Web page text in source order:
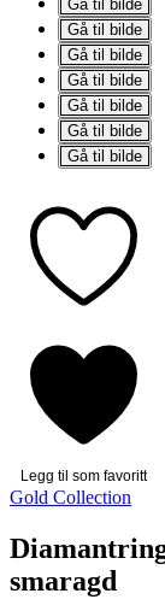
Gå til bilde
Gå til bilde
Gå til bilde
Gå til bilde
Gå til bilde
Gå til bilde
Gå til bilde
Legg til som favoritt
Gold Collection
smaragd